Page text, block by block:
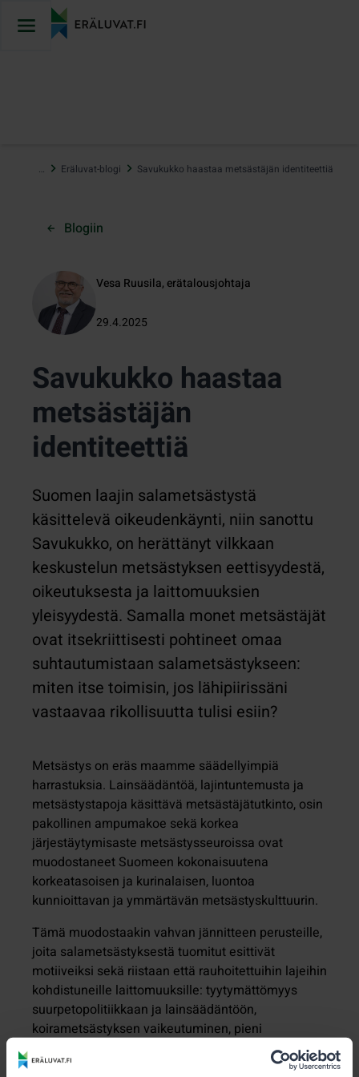
sisältöön
… Eräluvat-blogi Savukukko haastaa metsästäjän identiteettiä
Blogiin
Vesa Ruusila, erätalousjohtaja
29.4.2025
Savukukko haastaa
metsästäjän
identiteettiä
Suomen laajin salametsästystä
käsittelevä oikeudenkäynti, niin sanottu
Savukukko, on herättänyt vilkkaan
keskustelun metsästyksen eettisyydestä,
oikeutuksesta ja laittomuuksien
yleisyydestä. Samalla monet metsästäjät
ovat itsekriittisesti pohtineet omaa
suhtautumistaan salametsästykseen:
miten itse toimisin, jos lähipiirissäni
vastaavaa rikollisuutta tulisi esiin?
Metsästys on eräs maamme säädellyimpiä
harrastuksia. Lainsäädäntöä, lajintuntemusta ja
metsästystapoja käsittävä metsästäjätutkinto, osin
pakollinen ampumakoe sekä korkea
järjestäytymisaste metsästysseuroissa ovat
muodostaneet Suomeen kokonaisuutena
korkeatasoisen ja kurinalaisen, luontoa
kunnioittavan ja ymmärtävän metsästyskulttuurin.
Tämä muodostaakin vahvan jännitteen perusteille,
joita salametsästyksestä tuomitut esittivät
motiiveiksi sekä riistaan että rauhoitettuihin lajeihin
kohdistuneille laittomuuksille: tyytymättömyys
suurpetopolitiikkaan ja lainsäädäntöön,
koirametsästyksen vaikeutuminen, pieni
kiinnijäämisen riski, petoviha, voimakas pyyntivietti,
jännitys.